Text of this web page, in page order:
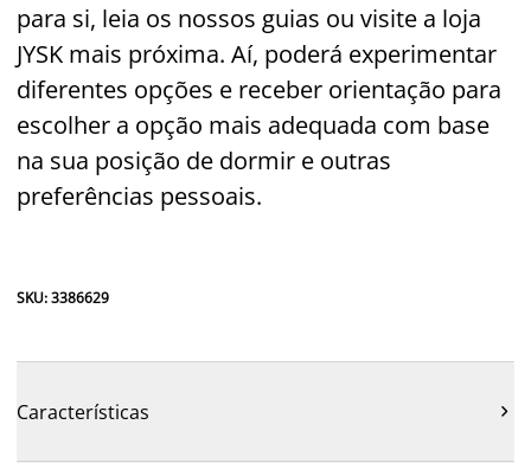
para si, leia os nossos guias ou visite a loja
JYSK mais próxima. Aí, poderá experimentar
diferentes opções e receber orientação para
escolher a opção mais adequada com base
na sua posição de dormir e outras
preferências pessoais.
SKU: 3386629
Características 